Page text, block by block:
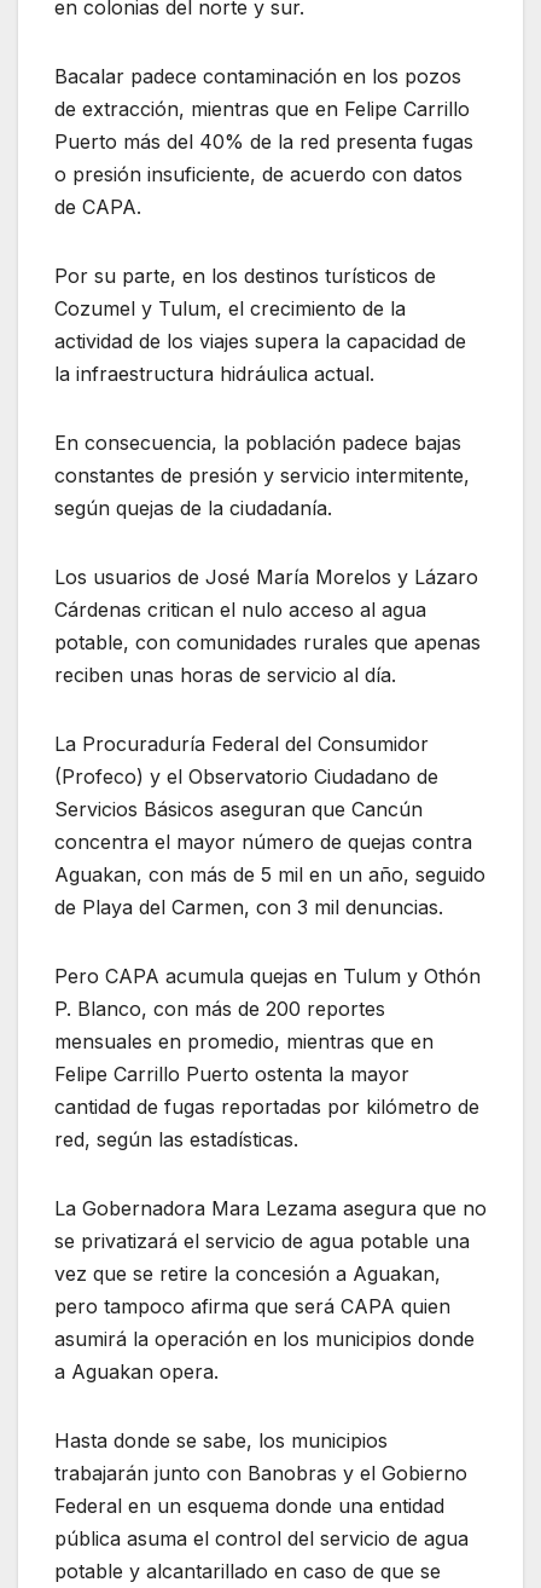
en colonias del norte y sur.
Bacalar padece contaminación en los pozos
de extracción, mientras que en Felipe Carrillo
Puerto más del 40% de la red presenta fugas
o presión insuficiente, de acuerdo con datos
de CAPA.
Por su parte, en los destinos turísticos de
Cozumel y Tulum, el crecimiento de la
actividad de los viajes supera la capacidad de
la infraestructura hidráulica actual.
En consecuencia, la población padece bajas
constantes de presión y servicio intermitente,
según quejas de la ciudadanía.
Los usuarios de José María Morelos y Lázaro
Cárdenas critican el nulo acceso al agua
potable, con comunidades rurales que apenas
reciben unas horas de servicio al día.
La Procuraduría Federal del Consumidor
(Profeco) y el Observatorio Ciudadano de
Servicios Básicos aseguran que Cancún
concentra el mayor número de quejas contra
Aguakan, con más de 5 mil en un año, seguido
de Playa del Carmen, con 3 mil denuncias.
Pero CAPA acumula quejas en Tulum y Othón
P. Blanco, con más de 200 reportes
mensuales en promedio, mientras que en
Felipe Carrillo Puerto ostenta la mayor
cantidad de fugas reportadas por kilómetro de
red, según las estadísticas.
La Gobernadora Mara Lezama asegura que no
se privatizará el servicio de agua potable una
vez que se retire la concesión a Aguakan,
pero tampoco afirma que será CAPA quien
asumirá la operación en los municipios donde
a Aguakan opera.
Hasta donde se sabe, los municipios
trabajarán junto con Banobras y el Gobierno
Federal en un esquema donde una entidad
pública asuma el control del servicio de agua
potable y alcantarillado en caso de que se